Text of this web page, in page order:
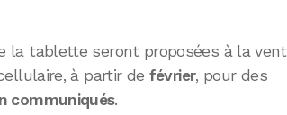
la tablette seront proposées à la
à partir de février, pour des
communiqués.